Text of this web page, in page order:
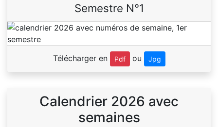
Semestre N°1
Télécharger en Pdf ou Jpg
Calendrier 2026 avec
semaines